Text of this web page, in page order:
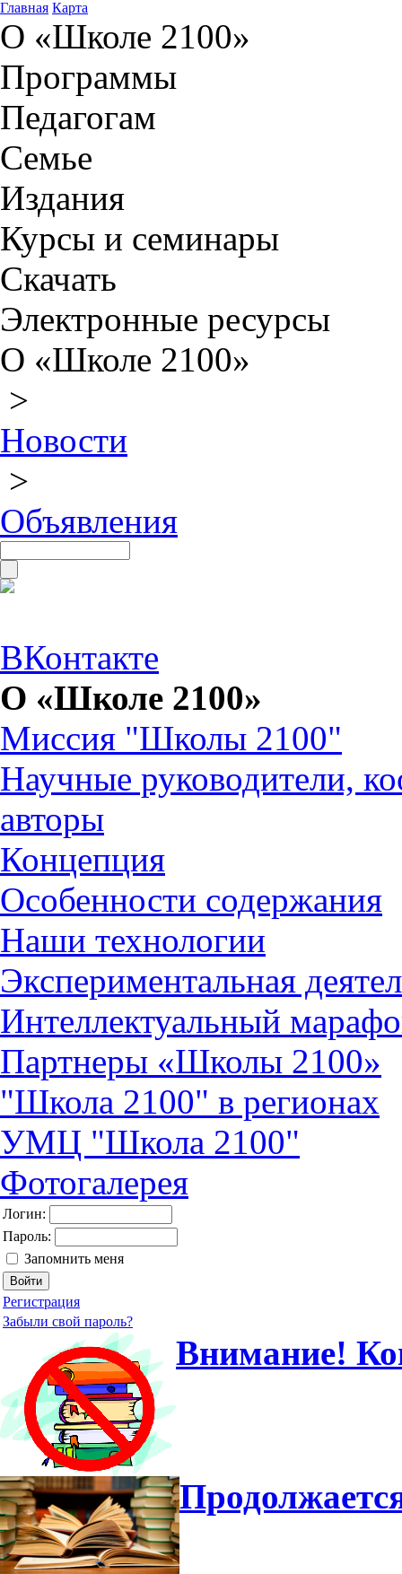
Главная Карта
О «Школе 2100»
Программы
Педагогам
Семье
Издания
Курсы и семинары
Скачать
Электронные ресурсы
О «Школе 2100»
>
Новости
>
Объявления
ВКонтакте
О «Школе 2100»
Миссия "Школы 2100"
Научные руководители,
авторы
Концепция
Особенности содержания
Наши технологии
Экспериментальная
Интеллектуальный
Партнеры «Школы 2100»
"Школа 2100" в регионах
УМЦ "Школа 2100"
Фотогалерея
Логин:
Пароль:
Запомнить меня
Регистрация
Забыли свой пароль?
Внимание!